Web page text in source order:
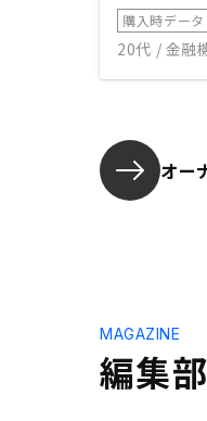
購入時データ
20代 / 金融
オー
編集
MAGAZINE